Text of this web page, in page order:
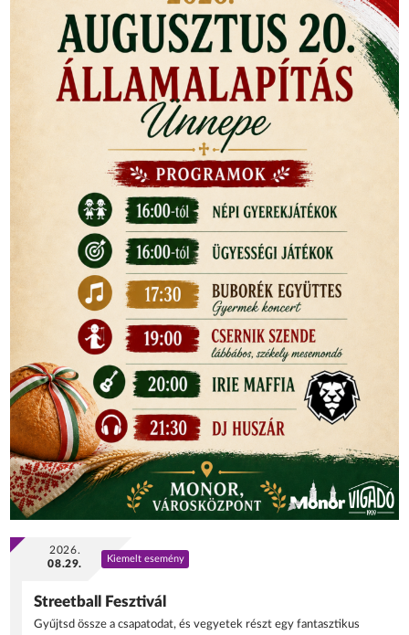
2026.
08.29.
Kiemelt esemény
Streetball Fesztivál
Gyűjtsd össze a csapatodat, és vegyetek részt egy fantasztikus